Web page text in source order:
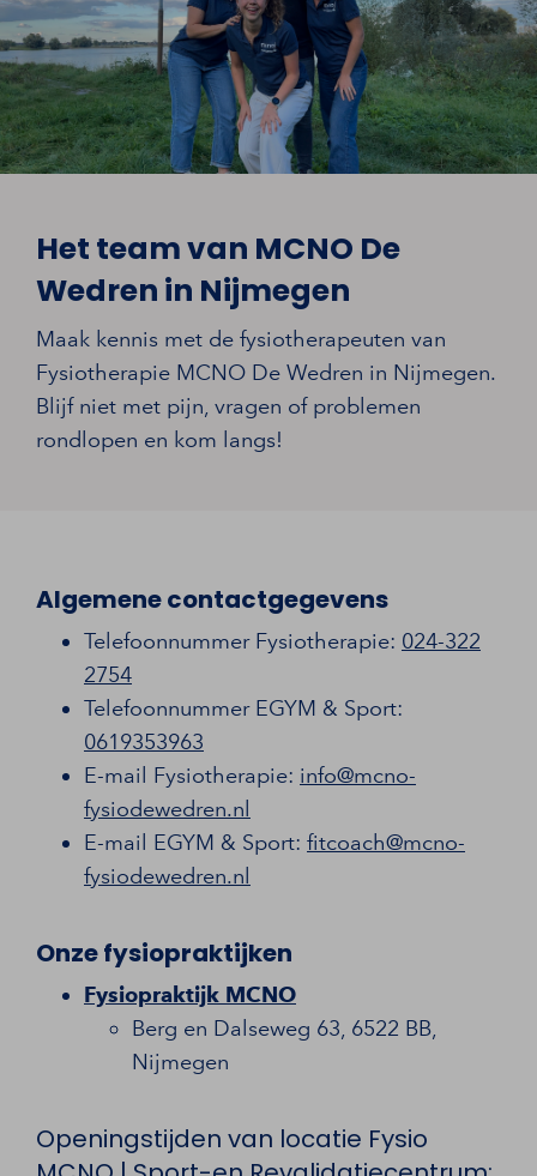
Het team van MCNO De
Wedren in Nijmegen
Maak kennis met de fysiotherapeuten van
Fysiotherapie MCNO De Wedren in Nijmegen.
Blijf niet met pijn, vragen of problemen
rondlopen en kom langs!
Algemene contactgegevens
Telefoonnummer Fysiotherapie: 024-322
2754
Telefoonnummer EGYM & Sport:
0619353963
E-mail Fysiotherapie: info@mcno-
fysiodewedren.nl
E-mail EGYM & Sport: fitcoach@mcno-
fysiodewedren.nl
Onze fysiopraktijken
Fysiopraktijk MCNO
Berg en Dalseweg 63, 6522 BB,
Nijmegen
Openingstijden van locatie Fysio